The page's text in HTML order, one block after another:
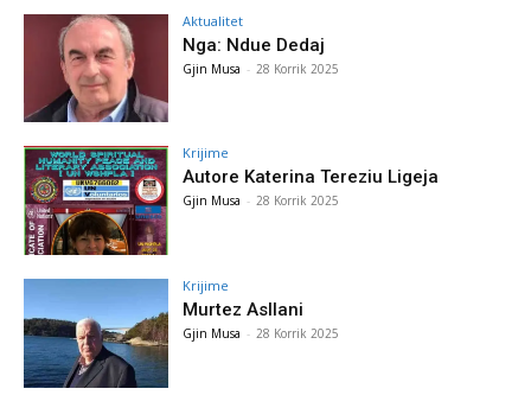
Aktualitet
Nga: Ndue Dedaj
Gjin Musa - 28 Korrik 2025
Krijime
Autore Katerina Tereziu Ligeja
Gjin Musa - 28 Korrik 2025
Krijime
Murtez Asllani
Gjin Musa - 28 Korrik 2025